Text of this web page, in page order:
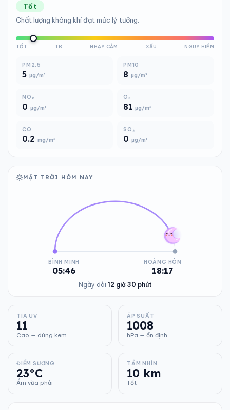
Tốt
Chất lượng không khí đạt mức lý tưởng.
TỐT TB NHẠY CẢM XẤU NGUY HIỂM
PM2.5
5 µg/m³
PM10
8 µg/m³
NO₂
0 µg/m³
O₃
81 µg/m³
CO
0.2 mg/m³
SO₂
0 µg/m³
MẶT TRỜI HÔM NAY
BÌNH MINH
05:46
HOÀNG HÔN
18:17
Ngày dài 12 giờ 30 phút
TIA UV
11
Cao — dùng kem
ÁP SUẤT
1008
hPa — ổn định
ĐIỂM SƯƠNG
23°C
Ẩm vừa phải
TẦM NHÌN
10 km
Tốt